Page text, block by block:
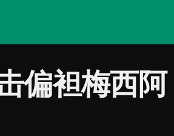
偏袒梅西阿